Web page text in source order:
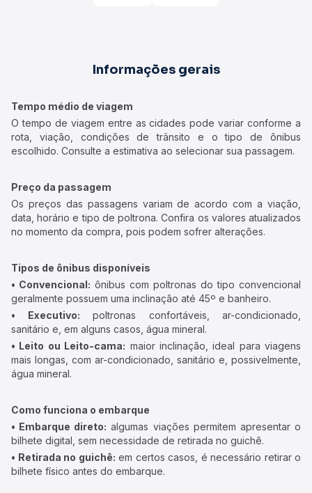
Informações gerais
Tempo médio de viagem
O tempo de viagem entre as cidades pode variar conforme a
rota, viação, condições de trânsito e o tipo de ônibus
escolhido. Consulte a estimativa ao selecionar sua passagem.
Preço da passagem
Os preços das passagens variam de acordo com a viação,
data, horário e tipo de poltrona. Confira os valores atualizados
no momento da compra, pois podem sofrer alterações.
Tipos de ônibus disponíveis
• Convencional: ônibus com poltronas do tipo convencional
geralmente possuem uma inclinação até 45º e banheiro.
• Executivo: poltronas confortáveis, ar-condicionado,
sanitário e, em alguns casos, água mineral.
• Leito ou Leito-cama: maior inclinação, ideal para viagens
mais longas, com ar-condicionado, sanitário e, possivelmente,
água mineral.
Como funciona o embarque
• Embarque direto: algumas viações permitem apresentar o
bilhete digital, sem necessidade de retirada no guichê.
• Retirada no guichê: em certos casos, é necessário retirar o
bilhete físico antes do embarque.